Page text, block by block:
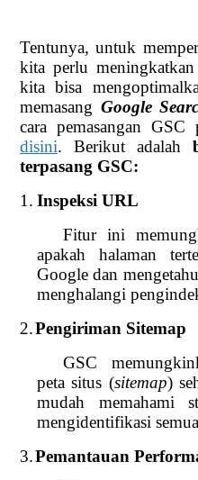
Tentunya, untuk
kita perlu
kita bisa
memasang Google
cara pemasangan
disini. Berikut adalah
terpasang GSC:
1. Inspeksi URL
Fitur ini
apakah halaman
Google dan
menghalangi
2.Pengiriman Sitemap
GSC
peta situs (sitemap)
mudah memahami
mengidentifikasi
3.Pemantauan